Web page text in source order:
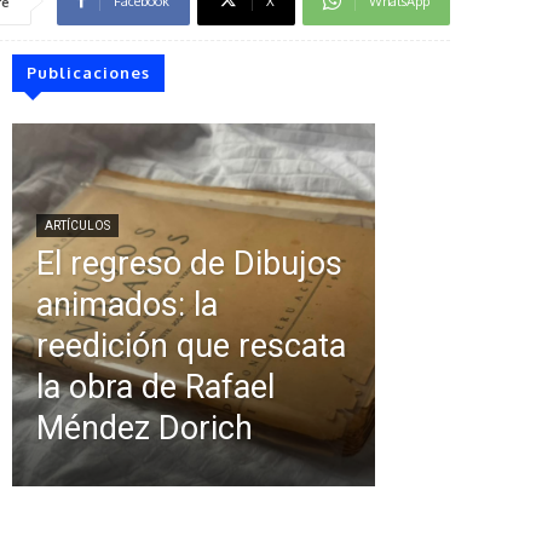
Publicaciones
ARTÍCULOS
El regreso de Dibujos
animados: la
reedición que rescata
la obra de Rafael
Méndez Dorich